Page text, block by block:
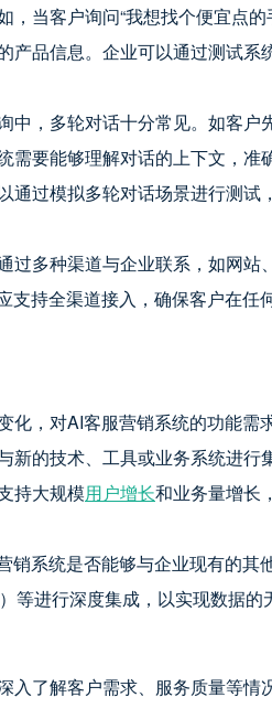
当客户询问“我想找个便宜点的
产品信息。企业可以通过测试
中，多轮对话十分常见。如客
需要能够理解对话的上下文，
通过模拟多轮对话场景进行测
过多种渠道与企业联系，如网站
支持全渠道接入，确保客户在任
化，对AI客服营销系统的功能需
新的技术、工具或业务系统进
持大规模用户增长和业务量增长
销系统是否能够与企业现有的其
等进行深度集成，以实现数据的
入了解客户需求、服务质量等情